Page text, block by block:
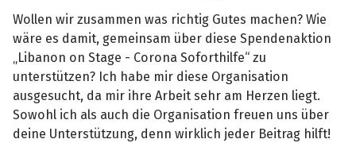
Wollen wir zusammen was richtig Gutes machen? Wie
wäre es damit, gemeinsam über diese Spendenaktion
„Libanon on Stage - Corona Soforthilfe“ zu
unterstützen? Ich habe mir diese Organisation
ausgesucht, da mir ihre Arbeit sehr am Herzen liegt.
Sowohl ich als auch die Organisation freuen uns über
deine Unterstützung, denn wirklich jeder Beitrag hilft!